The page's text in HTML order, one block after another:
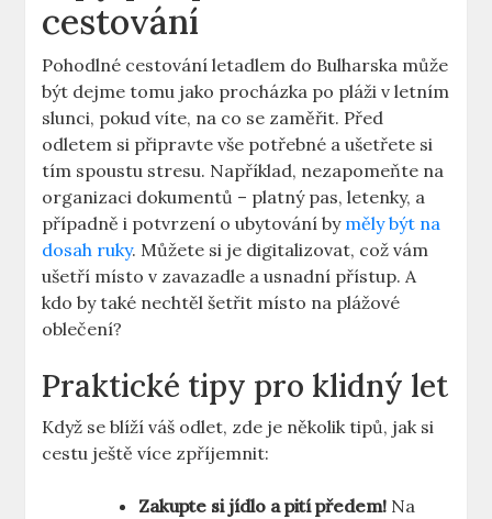
cestování
Pohodlné cestování letadlem do Bulharska může
být dejme tomu jako procházka po pláži v letním
slunci, pokud víte, na co se zaměřit. Před
odletem si připravte vše potřebné a ušetřete si
tím spoustu stresu. Například, nezapomeňte na
organizaci dokumentů – platný pas, letenky, a
případně i potvrzení o ubytování by měly být na
dosah ruky. Můžete si je digitalizovat, což vám
ušetří místo v zavazadle a usnadní přístup. A
kdo by také nechtěl šetřit místo na plážové
oblečení?
Praktické tipy pro klidný let
Když se blíží váš odlet, zde je několik tipů, jak si
cestu ještě více zpříjemnit:
Zakupte si jídlo a pití předem! Na